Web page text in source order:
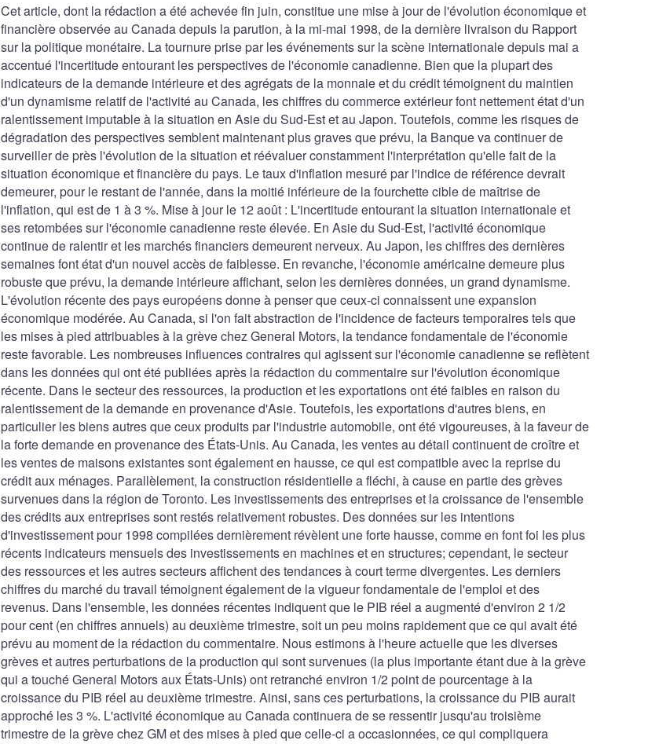
Cet article, dont la rédaction a été achevée fin juin, constitue une mise à jour de l'évolution économique et
financière observée au Canada depuis la parution, à la mi-mai 1998, de la dernière livraison du Rapport
sur la politique monétaire. La tournure prise par les événements sur la scène internationale depuis mai a
accentué l'incertitude entourant les perspectives de l'économie canadienne. Bien que la plupart des
indicateurs de la demande intérieure et des agrégats de la monnaie et du crédit témoignent du maintien
d'un dynamisme relatif de l'activité au Canada, les chiffres du commerce extérieur font nettement état d'un
ralentissement imputable à la situation en Asie du Sud-Est et au Japon. Toutefois, comme les risques de
dégradation des perspectives semblent maintenant plus graves que prévu, la Banque va continuer de
surveiller de près l'évolution de la situation et réévaluer constamment l'interprétation qu'elle fait de la
situation économique et financière du pays. Le taux d'inflation mesuré par l'indice de référence devrait
demeurer, pour le restant de l'année, dans la moitié inférieure de la fourchette cible de maîtrise de
l'inflation, qui est de 1 à 3 %. Mise à jour le 12 août : L'incertitude entourant la situation internationale et
ses retombées sur l'économie canadienne reste élevée. En Asie du Sud-Est, l'activité économique
continue de ralentir et les marchés financiers demeurent nerveux. Au Japon, les chiffres des dernières
semaines font état d'un nouvel accès de faiblesse. En revanche, l'économie américaine demeure plus
robuste que prévu, la demande intérieure affichant, selon les dernières données, un grand dynamisme.
L'évolution récente des pays européens donne à penser que ceux-ci connaissent une expansion
économique modérée. Au Canada, si l'on fait abstraction de l'incidence de facteurs temporaires tels que
les mises à pied attribuables à la grève chez General Motors, la tendance fondamentale de l'économie
reste favorable. Les nombreuses influences contraires qui agissent sur l'économie canadienne se reflètent
dans les données qui ont été publiées après la rédaction du commentaire sur l'évolution économique
récente. Dans le secteur des ressources, la production et les exportations ont été faibles en raison du
ralentissement de la demande en provenance d'Asie. Toutefois, les exportations d'autres biens, en
particulier les biens autres que ceux produits par l'industrie automobile, ont été vigoureuses, à la faveur de
la forte demande en provenance des États-Unis. Au Canada, les ventes au détail continuent de croître et
les ventes de maisons existantes sont également en hausse, ce qui est compatible avec la reprise du
crédit aux ménages. Parallèlement, la construction résidentielle a fléchi, à cause en partie des grèves
survenues dans la région de Toronto. Les investissements des entreprises et la croissance de l'ensemble
des crédits aux entreprises sont restés relativement robustes. Des données sur les intentions
d'investissement pour 1998 compilées dernièrement révèlent une forte hausse, comme en font foi les plus
récents indicateurs mensuels des investissements en machines et en structures; cependant, le secteur
des ressources et les autres secteurs affichent des tendances à court terme divergentes. Les derniers
chiffres du marché du travail témoignent également de la vigueur fondamentale de l'emploi et des
revenus. Dans l'ensemble, les données récentes indiquent que le PIB réel a augmenté d'environ 2 1/2
pour cent (en chiffres annuels) au deuxième trimestre, soit un peu moins rapidement que ce qui avait été
prévu au moment de la rédaction du commentaire. Nous estimons à l'heure actuelle que les diverses
grèves et autres perturbations de la production qui sont survenues (la plus importante étant due à la grève
qui a touché General Motors aux États-Unis) ont retranché environ 1/2 point de pourcentage à la
croissance du PIB réel au deuxième trimestre. Ainsi, sans ces perturbations, la croissance du PIB aurait
approché les 3 %. L'activité économique au Canada continuera de se ressentir jusqu'au troisième
trimestre de la grève chez GM et des mises à pied que celle-ci a occasionnées, ce qui compliquera